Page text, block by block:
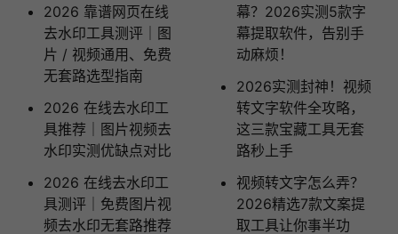
2026 靠谱网页在线
去水印工具测评｜图
片 / 视频通用、免费
无套路选型指南
2026 在线去水印工
具推荐｜图片视频去
水印实测优缺点对比
2026 在线去水印工
具测评｜免费图片视
频去水印无套路推荐
幕？2026实测5款字
幕提取软件，告别手
动麻烦！
2026实测封神！视频
转文字软件全攻略，
这三款宝藏工具无套
路秒上手
视频转文字怎么弄？
2026精选7款文案提
取工具让你事半功